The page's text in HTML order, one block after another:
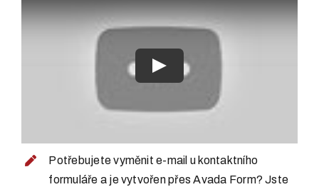
Play
Potřebujete vyměnit e-mail u kontaktního
formuláře a je vytvořen přes Avada Form? Jste